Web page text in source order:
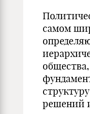
самом
общества,
решений